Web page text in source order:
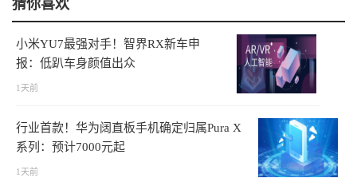
猜你喜欢
小米YU7最强对手！智界RX新车申
报：低趴车身颜值出众
1天前
行业首款！华为阔直板手机确定归属Pura X
系列：预计7000元起
1天前